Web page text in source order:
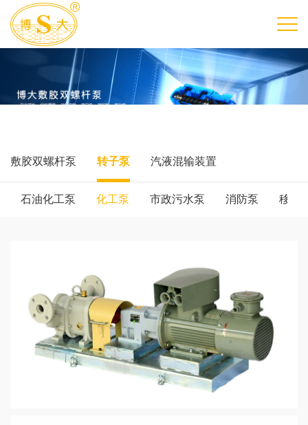
敷胶双螺杆泵 转子泵 汽液混输装置
石油化工泵 化工泵 市政污水泵 消防泵 移动